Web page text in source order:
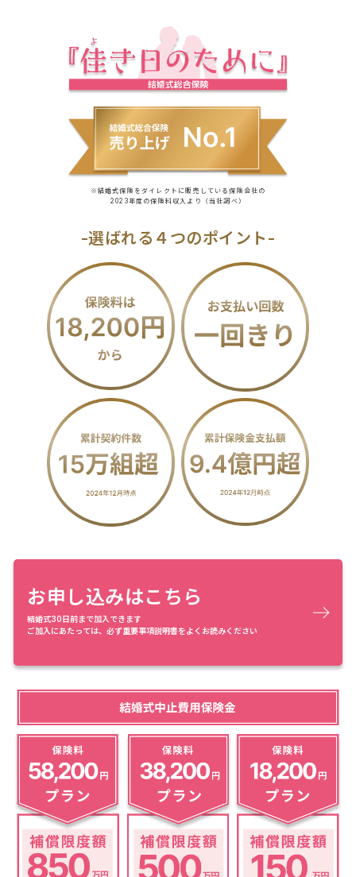
※結婚式保険をダイレクトに販売している保険会社の
2023年度の保険料収入より（当社調べ）
-選ばれる４つのポイント-
お申し込みはこちら
結婚式30日前まで加入できます
ご加入にあたっては、必ず重要事項説明書をよくお読みください